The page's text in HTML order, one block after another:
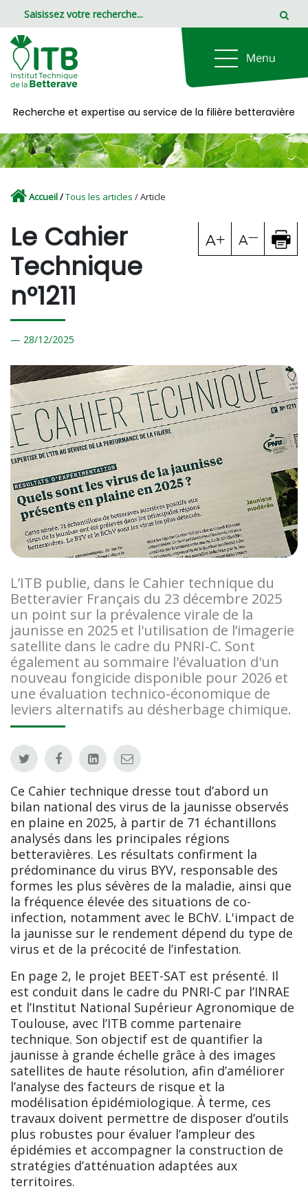
Recherche et expertise au service de la filière betteravière
Accueil/Tous les articles / Article
Le Cahier
Technique
n°1211
28/12/2025
L’ITB publie, dans le Cahier technique du
Betteravier Français du 23 décembre 2025
un point sur la prévalence virale de la
jaunisse en 2025 et l'utilisation de l’imagerie
satellite dans le cadre du PNRI-C. Sont
également au sommaire l'évaluation d'un
nouveau fongicide disponible pour 2026 et
une évaluation technico-économique de
leviers alternatifs au désherbage chimique.
Ce Cahier technique dresse tout d’abord un
bilan national des virus de la jaunisse observés
en plaine en 2025, à partir de 71 échantillons
analysés dans les principales régions
betteravières. Les résultats confirment la
prédominance du virus BYV, responsable des
formes les plus sévères de la maladie, ainsi que
la fréquence élevée des situations de co-
infection, notamment avec le BChV. L'impact de
la jaunisse sur le rendement dépend du type de
virus et de la précocité de l’infestation.
En page 2, le projet BEET-SAT est présenté. Il
est conduit dans le cadre du PNRI-C par l’INRAE
et l’Institut National Supérieur Agronomique de
Toulouse, avec l’ITB comme partenaire
technique. Son objectif est de quantifier la
jaunisse à grande échelle grâce à des images
satellites de haute résolution, afin d’améliorer
l’analyse des facteurs de risque et la
modélisation épidémiologique. À terme, ces
travaux doivent permettre de disposer d’outils
plus robustes pour évaluer l’ampleur des
épidémies et accompagner la construction de
stratégies d’atténuation adaptées aux
territoires.
Panneau de gestion des cookies